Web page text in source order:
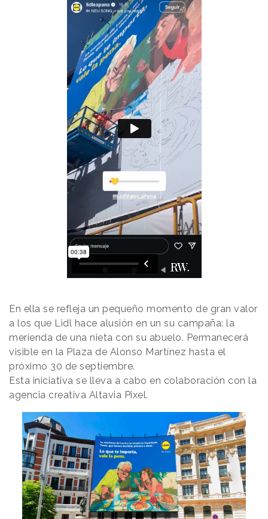
En ella se refleja un pequeño momento de gran valor
a los que Lidl hace alusión en un su campaña: la
merienda de una nieta con su abuelo. Permanecerá
visible en la Plaza de Alonso Martínez hasta el
próximo 30 de septiembre.
Esta iniciativa se lleva a cabo en colaboración con la
agencia creativa Altavia Pixel.